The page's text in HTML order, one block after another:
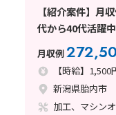
【紹介案件】月
代から40代活躍
月収例
【時給】1,500
新潟県胎内市
加工、マシン